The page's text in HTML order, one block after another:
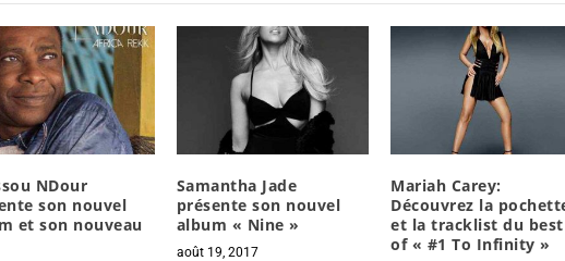
NDour
son nouvel
et son nouveau
Samantha Jade
présente son nouvel
album « Nine »
août 19, 2017
Mariah Carey:
Découvrez la
et la tracklist du best
of « #1 To Infinity »